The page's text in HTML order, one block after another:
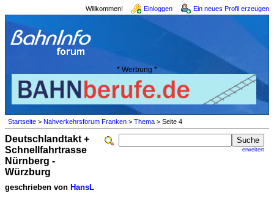
Willkommen! Einloggen Ein neues Profil erzeugen
* Werbung *
Startseite > Nahverkehrsforum Franken > Thema > Seite 4
erweitert
Deutschlandtakt +
Schnellfahrtrasse
Nürnberg -
Würzburg
geschrieben von HansL